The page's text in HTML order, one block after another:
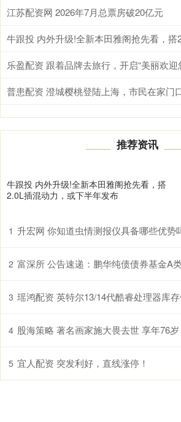
江苏配资网 2026年7月总票房破20亿元
乐盈配资 跟着品牌去旅行，开启“美丽欢
普患配资 澄城樱桃登陆上海，市民在家门
推荐资讯
牛跟投 内外升级!全新本田雅阁抢先看，搭
2.0L插混动力，或下半年发布
1 升宏网 你知道虫情测报仪具备哪些优势
2 富深所 公告速递：鹏华纯债债券基金A类基金份额和B类基金份额暂停大额
3 瑶鸿配资 英特尔13/14代酷睿处理器库存告急，英
4 股海策略 著名画家施大畏去世 享年76岁
5 宜人配资 突发利好，直线涨停！